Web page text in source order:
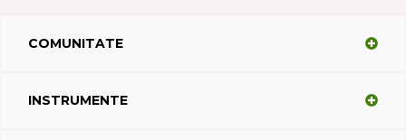
COMUNITATE
INSTRUMENTE